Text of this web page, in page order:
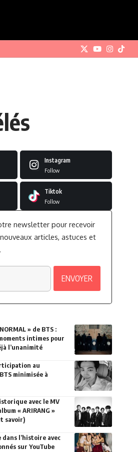
Instagram
Follow
Tiktok
Follow
newsletter pour recevoir
articles, astuces et
» de BTS :
intimes pour
l’unanimité
au
minimisée à
avec le MV
« ARIRANG »
savoir)
dans l’histoire avec
sur YouTube